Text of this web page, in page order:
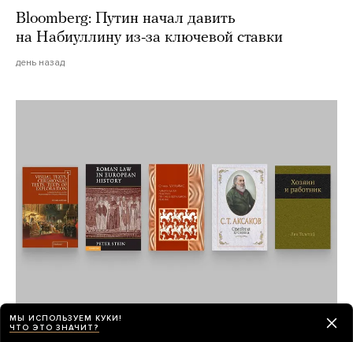
Bloomberg: Путин начал давить
на Набиуллину из-за ключевой ставки
день назад
Как дом может оставаться во владении
МЫ ИСПОЛЬЗУЕМ КУКИ!
ЧТО ЭТО ЗНАЧИТ?